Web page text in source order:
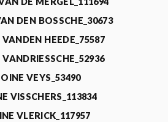
DEN BOSSCHE_30673
HEEDE_75587
VEYS_53490
VISSCHERS_113834
VLERICK_117957